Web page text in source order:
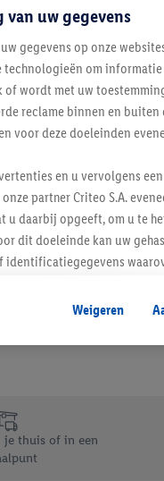
Blijf op de
Schrijf je in op de
thuis of in een
van uw gegevens
gegevens op onze
om
wordt met uw
reclame binnen en
voor deze doeleinden
en u vervolgens
partner Criteo S.A.
daarbij opgeeft, om u te
dit doeleinde kan uw
van retargeting, d.w.z.
webshop aan uw
Lidl-diensten worden
meer informatie vinden
noodzakelijke
alle bovengenoemde
Weigeren